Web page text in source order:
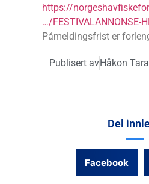
https://
…/FESTIVALANNONSE-
Påmeldingsfrist er
Publisert avHåkon
Del
Facebook